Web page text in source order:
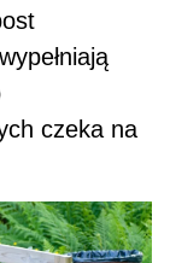
czeka na